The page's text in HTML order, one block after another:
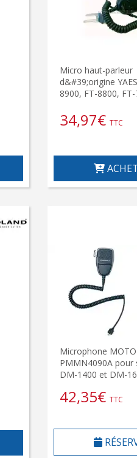
Micro haut-parleur
d&#39;origine
8900, FT-8800,
34,97€ TTC
Microphone
PMMN4090A pour
DM-1400 et DM-
42,35€ TTC